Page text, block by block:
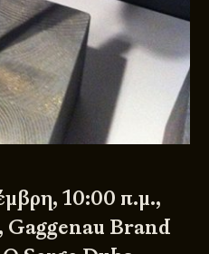
10:00 π.μ.,
Gaggenau Brand